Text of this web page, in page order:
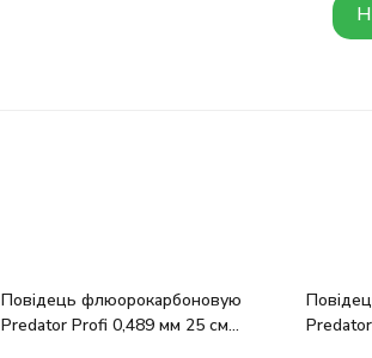
Повідець флюорокарбоновую
Predator Profi 0,489 мм 25 см